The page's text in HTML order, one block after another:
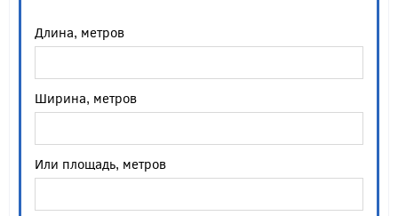
Длина, метров
Ширина, метров
Или площадь, метров